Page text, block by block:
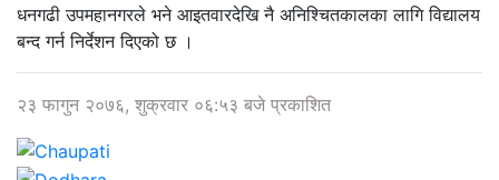
धनगढी उपमहानगरले भने आइतवारदेखि नै अनिश्चितकालका लागि विद्यालय
बन्द गर्न निर्देशन दिएको छ ।
२३ फागुन २०७६, शुक्रवार ०६:५३ बजे प्रकाशित